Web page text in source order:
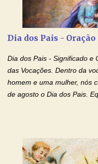
aqueles que invocam o
Deus, admirável em
e a força para fazer triunfar,
monásticas: a obediência, a
manifestastes o poder de
milagres e gra...
Dia dos Pais -
Dia dos Pais - Significado
das Vocações. Dentro da
homem e uma mulher, nós
de agosto o Dia dos Pais.
conforto, boa alimentação,
procuram orientá-los para